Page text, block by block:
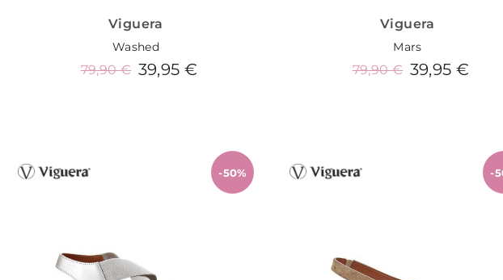
Viguera
Washed
39,95 €
79,90 €
Viguera
Mars
39,95 €
79,90 €
-50% -